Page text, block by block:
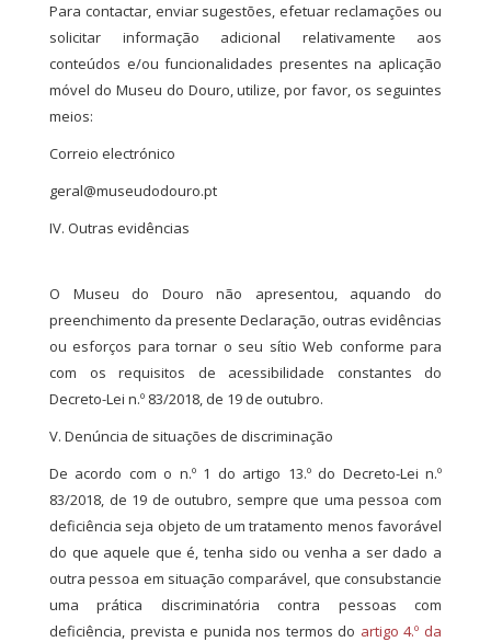
Para contactar, enviar sugestões, efetuar reclamações ou
solicitar informação adicional relativamente aos
conteúdos e/ou funcionalidades presentes na aplicação
móvel do Museu do Douro, utilize, por favor, os seguintes
meios:
Correio electrónico
geral@museudodouro.pt
IV. Outras evidências
O Museu do Douro não apresentou, aquando do
preenchimento da presente Declaração, outras evidências
ou esforços para tornar o seu sítio Web conforme para
com os requisitos de acessibilidade constantes do
Decreto-Lei n.º 83/2018, de 19 de outubro.
V. Denúncia de situações de discriminação
De acordo com o n.º 1 do artigo 13.º do Decreto-Lei n.º
83/2018, de 19 de outubro, sempre que uma pessoa com
deficiência seja objeto de um tratamento menos favorável
do que aquele que é, tenha sido ou venha a ser dado a
outra pessoa em situação comparável, que consubstancie
uma prática discriminatória contra pessoas com
deficiência, prevista e punida nos termos do artigo 4.º da